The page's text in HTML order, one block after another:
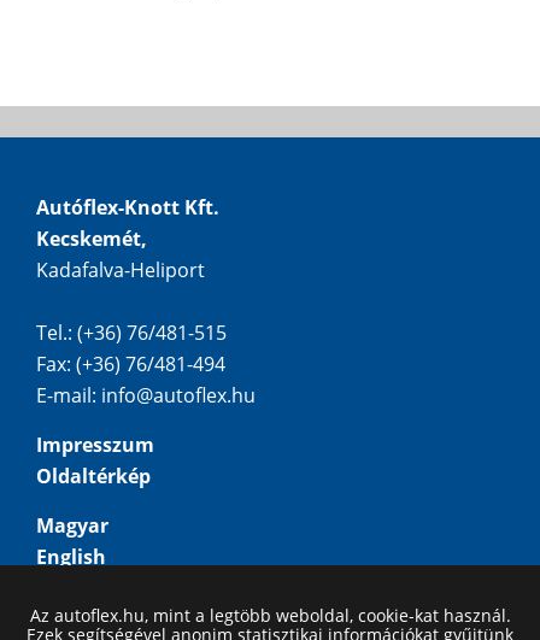
Autóflex-Knott Kft.
Kecskemét,
Kadafalva-Heliport
Tel.: (+36) 76/481-515
Fax: (+36) 76/481-494
E-mail: info@autoflex.hu
Impresszum
Oldaltérkép
Magyar
English
Русский
Az autoflex.hu, mint a legtöbb weboldal, cookie-kat használ.
Ezek segítségével anonim statisztikai információkat gyűjtünk